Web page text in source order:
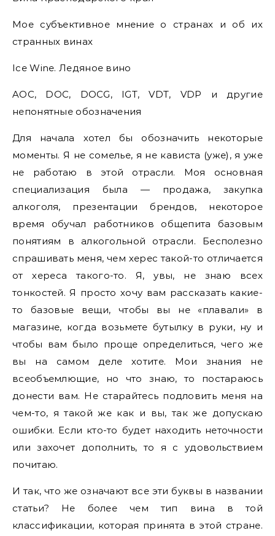
Мое субъективное мнение о странах и об их
странных винах
Ice Wine. Ледяное вино
AOC, DOC, DOCG, IGT, VDT, VDP и другие
непонятные обозначения
Для начала хотел бы обозначить некоторые
моменты. Я не сомелье, я не кависта (уже), я уже
не работаю в этой отрасли. Моя основная
специализация была — продажа, закупка
алкоголя, презентации брендов, некоторое
время обучал работников общепита базовым
понятиям в алкогольной отрасли. Бесполезно
спрашивать меня, чем херес такой-то отличается
от хереса такого-то. Я, увы, не знаю всех
тонкостей. Я просто хочу вам рассказать какие-
то базовые вещи, чтобы вы не «плавали» в
магазине, когда возьмете бутылку в руки, ну и
чтобы вам было проще определиться, чего же
вы на самом деле хотите. Мои знания не
всеобъемлющие, но что знаю, то постараюсь
донести вам. Не старайтесь подловить меня на
чем-то, я такой же как и вы, так же допускаю
ошибки. Если кто-то будет находить неточности
или захочет дополнить, то я с удовольствием
почитаю.
И так, что же означают все эти буквы в названии
статьи? Не более чем тип вина в той
классификации, которая принята в этой стране.